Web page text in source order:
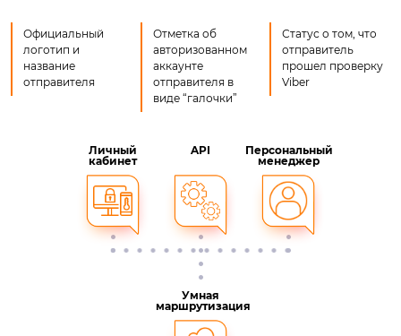
Официальный
логотип и
название
отправителя
Отметка об
авторизованном
аккаунте
отправителя в
виде “галочки”
Статус о том, что
отправитель
прошел проверку
Viber
Личный
кабинет
API
Персональный
менеджер
Умная
маршрутизация